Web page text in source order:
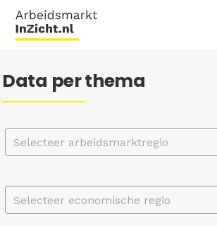
Data per thema
Selecteer arbeidsmarktregio
Selecteer economische regio